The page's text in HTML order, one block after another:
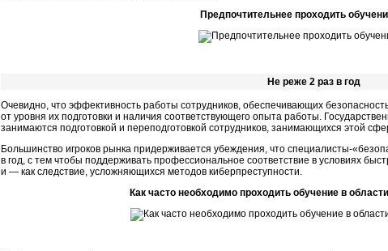
Предпочтительнее проходить
Не реже 2 раз в год
Очевидно, что эффективность работы сотрудников, обеспечивающих
от уровня их подготовки и наличия соответствующего опыта работы.
занимаются подготовкой и переподготовкой сотрудников, занимающихся этой
Большинство игроков рынка придерживается убеждения, что специалисты-
в год, с тем чтобы поддерживать профессиональное соответствие в условиях
и — как следствие, усложняющихся методов киберпреступности.
Как часто необходимо проходить обучение в